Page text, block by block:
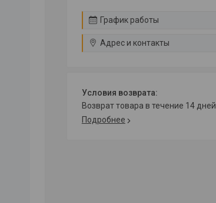
График работы
Адрес и контакты
возврат товара в течение 14 дней
Подробнее